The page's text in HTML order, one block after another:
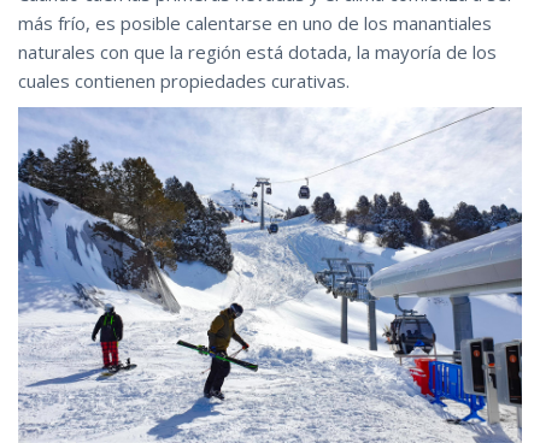
más frío, es posible calentarse en uno de los manantiales
naturales con que la región está dotada, la mayoría de los
cuales contienen propiedades curativas.